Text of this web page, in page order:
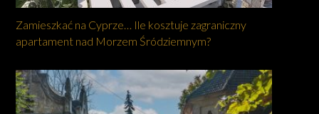
Zamieszkać na Cyprze… Ile kosztuje zagraniczny
apartament nad Morzem Śródziemnym?